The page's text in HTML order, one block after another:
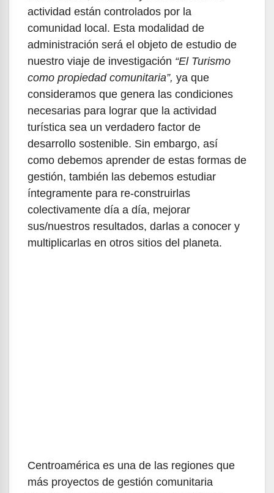
actividad están controlados por la
comunidad local. Esta modalidad de
administración será el objeto de estudio de
nuestro viaje de investigación “El Turismo
como propiedad comunitaria”, ya que
consideramos que genera las condiciones
necesarias para lograr que la actividad
turística sea un verdadero factor de
desarrollo sostenible. Sin embargo, así
como debemos aprender de estas formas de
gestión, también las debemos estudiar
íntegramente para re-construirlas
colectivamente día a día, mejorar
sus/nuestros resultados, darlas a conocer y
multiplicarlas en otros sitios del planeta.
Centroamérica es una de las regiones que
más proyectos de gestión comunitaria